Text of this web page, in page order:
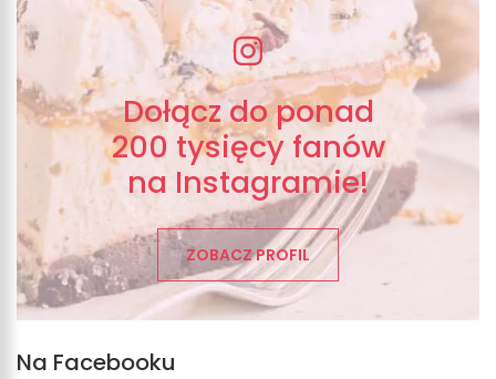
Dołącz do ponad
200 tysięcy fanów
na Instagramie!
ZOBACZ PROFIL
Na Facebooku